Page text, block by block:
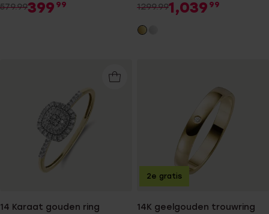
dames
579.99399 99
1299.991,039 99
14 Karaat gouden ring
14K geelgouden trouwring
2e gratis